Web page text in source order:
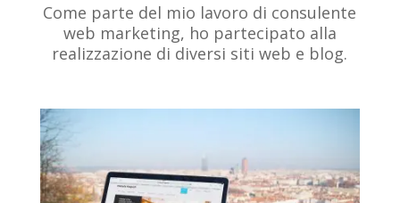
Come parte del mio lavoro di consulente
web marketing, ho partecipato alla
realizzazione di diversi siti web e blog.